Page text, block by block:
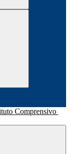
Comprensivo